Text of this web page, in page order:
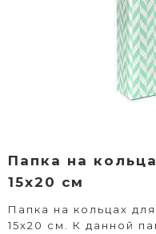
Папка на
15x20 см
Папка на кольцах
15х20 см. К данной